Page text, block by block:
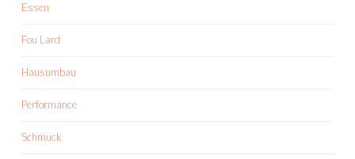
Essen
Fou Lard
Hausumbau
Performance
Schmuck